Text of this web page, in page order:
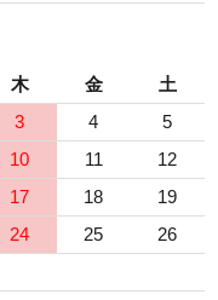
木 金
土
3 4
5
10 11
12
17 18
19
24 25
26